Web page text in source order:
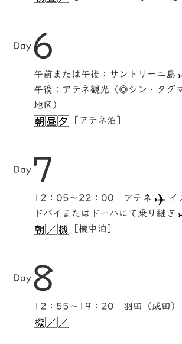
Day 6
午前または午後：サントリーニ島
午後：アテネ観光（◎シン・タグ
地区）
［アテネ泊］
Day 7
12：05～22：00 アテネ
イ
ドバイまたはドーハにて乗り継ぎ
［機中泊］
Day 8
12：55～19：20 羽田（成田